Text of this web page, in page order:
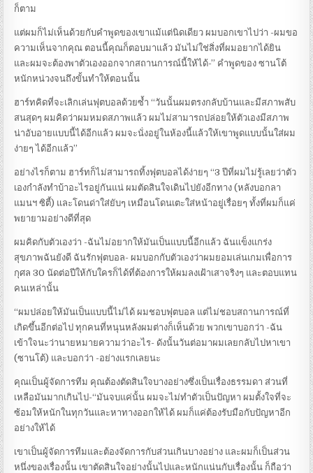
ก็ตาม
แต่ผมก็ไม่เห็นด้วยกับคำพูดของเขาแม้แต่นิดเดียว ผมบอกเขาไปว่า -ผมขอ
ความเห็นจากคุณ ตอนนี้คุณก็ตอบมาแล้ว มันไม่ใช่สิ่งที่ผมอยากได้ยิน
และผมจะต้องพาตัวเองออกจากสถานการณ์นี้ให้ได้-” คำพูดของ ซานโต้
หนักหน่วงจนถึงขั้นทำให้ตอนนั้น
ฮาร์ทคิดที่จะเลิกเล่นฟุตบอลด้วยซ้ำ “วันนั้นผมตรงกลับบ้านและมีสภาพสับ
สนสุดๆ ผมคิดว่าผมหมดสภาพแล้ว ผมไม่สามารถปล่อยให้ตัวเองมีสภาพ
น่าอับอายแบบนี้ได้อีกแล้ว ผมจะนั่งอยู่ในห้องนี้แล้วให้เขาพูดแบบนั้นใส่ผม
ง่ายๆ ได้อีกแล้ว”
อย่างไรก็ตาม ฮาร์ทก็ไม่สามารถทิ้งฟุตบอลได้ง่ายๆ “3 ปีที่ผมไม่รู้เลยว่าตัว
เองกำลังทำบ้าอะไรอยู่กันแน่ ผมตัดสินใจเดินไปยังอีกทาง (หลังบอกลา
แมนฯ ซิตี้) และโดนด่าใส่ยับๆ เหมือนโดนเตะใส่หน้าอยู่เรื่อยๆ ทั้งที่ผมก็แค่
พยายามอย่างดีที่สุด
ผมคิดกับตัวเองว่า -ฉันไม่อยากให้มันเป็นแบบนี้อีกแล้ว ฉันแข็งแกร่ง
สุขภาพฉันยังดี ฉันรักฟุตบอล- ผมบอกกับตัวเองว่าผมยอมเล่นเกมเพื่อการ
กุศล 30 นัดต่อปีให้กับใครก็ได้ที่ต้องการให้ผมลงเฝ้าเสาจริงๆ และตอบแทน
คนเหล่านั้น
“ผมปล่อยให้มันเป็นแบบนี้ไม่ได้ ผมชอบฟุตบอล แต่ไม่ชอบสถานการณ์ที่
เกิดขึ้นอีกต่อไป ทุกคนที่หนุนหลังผมต่างก็เห็นด้วย พวกเขาบอกว่า -ฉัน
เข้าใจนะว่านายหมายความว่าอะไร- ดังนั้นวันต่อมาผมเลยกลับไปหาเขา
(ซานโต้) และบอกว่า -อย่างแรกเลยนะ
คุณเป็นผู้จัดการทีม คุณต้องตัดสินใจบางอย่างซึ่งเป็นเรื่องธรรมดา ส่วนที่
เหลือมันมากเกินไป-“มันจบแค่นั้น ผมจะไม่ทำตัวเป็นปัญหา ผมตั้งใจที่จะ
ซ้อมให้หนักในทุกวันและหาทางออกให้ได้ ผมก็แค่ต้องรับมือกับปัญหาอีก
อย่างให้ได้
เขาเป็นผู้จัดการทีมและต้องจัดการกับส่วนเกินบางอย่าง และผมก็เป็นส่วน
หนึ่งของเรื่องนั้น เขาตัดสินใจอย่างนั้นไปและหนักแน่นกับเรื่องนั้น ก็ถือว่า